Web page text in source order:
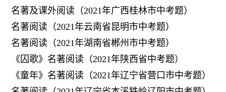
名著及课外阅读（2021年广西桂林市中考题）
名著阅读（2021年云南省昆明市中考题）
名著阅读（2021年湖南省郴州市中考题）
《囚歌》名著阅读（2021年陕西省中考题）
《童年》名著阅读（2021年辽宁省营口市中考题）